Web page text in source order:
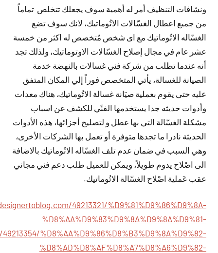
ونشافات التنظيف أمر له أهمية سوف يجعلك تتخلص تماماً
من جميع اعطال الغسّالات الاتُوماتيك، لانك سوف تضع
الغسّاله الاتُوماتيك مع اى شخص مُتخصص له اكثر من خمسة
عشر عام في مجال إصلاح الغسّالات الاوتوماتيك، ولذلك تجد
أنه عندما تطلب من شركة فني غسالات بالنهضة خدمة
الصيانة للغسالة، يأتي المتخصص فوراً إلي المكان المتفق
عليه حتى يقوم بعملية صيَانة غسالة الاتُوماتيك، هناك معدات
وأدوات حديثه جدا يستخدمها الفنّي للكشف عن اسباب
مشكلة الغسّالة التي بها عطل و لتصليح أجزائها، هذه الأدوات
الحديثة نادرا ما تجدها متوفرة أو تعمل بها الشركات الأخرى،
وهي السبب في ضمان عدم تلف الغسّاله الاتُوماتيك بالاضافة
الى اصْلاح يدوم طويلاً، ويمكن للعميل طلب دعم فني مجاني
عقب عَملية اصْلاح الغسّالة الاتُوماتيك.
49213321/%D9%81%D9%86%D9%8A-
%D8%AA%D9%83%D9%8A%D9%8A%D9%81-
%D8%AA%D9%86%D8%B3%D9%8A%D9%82-
%D8%AD%D8%AF%D8%A7%D8%A6%D9%82-